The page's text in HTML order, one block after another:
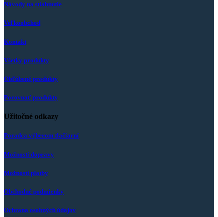
Návody na stiahnutie
Veľkoobchod
Kontakt
Všetky produkty
Obľúbené produkty
Porovnať produkty
Užitočné odkazy
Poradca výberom tlačiarní
Možnosti dopravy
Možnosti platby
Obchodné podmienky
Ochrana osobných údajov